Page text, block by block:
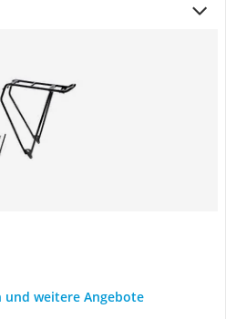
und weitere Angebote